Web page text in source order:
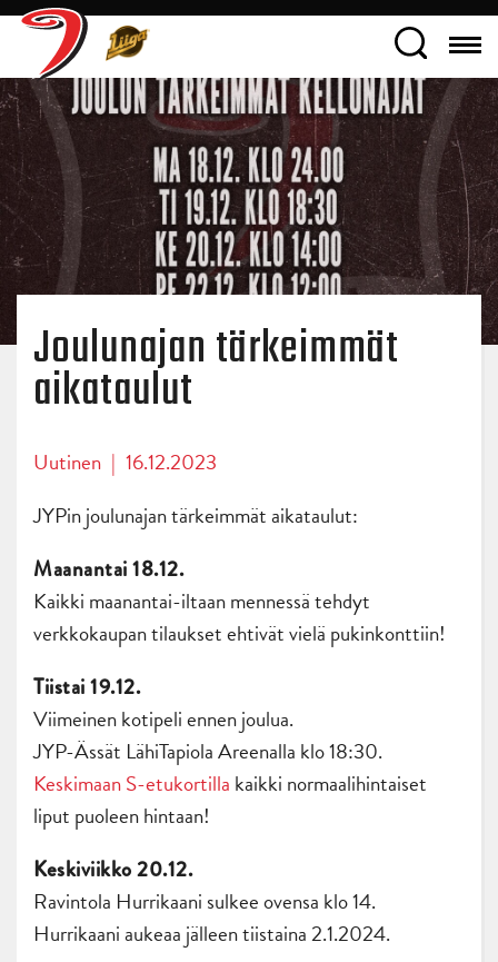
Joulunajan tärkeimmät
aikataulut
Uutinen | 16.12.2023
JYPin joulunajan tärkeimmät aikataulut:
Maanantai 18.12.
Kaikki maanantai-iltaan mennessä tehdyt
verkkokaupan tilaukset ehtivät vielä pukinkonttiin!
Tiistai 19.12.
Viimeinen kotipeli ennen joulua.
JYP-Ässät LähiTapiola Areenalla klo 18:30.
Keskimaan S-etukortilla kaikki normaalihintaiset
liput puoleen hintaan!
Keskiviikko 20.12.
Ravintola Hurrikaani sulkee ovensa klo 14.
Hurrikaani aukeaa jälleen tiistaina 2.1.2024.